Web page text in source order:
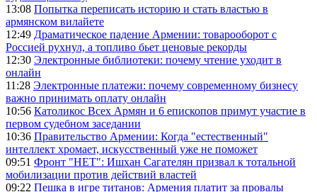
13:08 Попытка переписать историю и стать властью в
армянском вилайете
12:49 Драматическое падение Армении: товарооборот с
Россией рухнул, а топливо бьет ценовые рекорды
12:30 Электронные библиотеки: почему чтение уходит в
онлайн
11:28 Электронные платежи: почему современному бизнесу
важно принимать оплату онлайн
10:56 Католикос Всех Армян и 6 епископов примут участие в
первом судебном заседании
10:36 Правительство Армении: Когда "естественный"
интеллект хромает, искусственный уже не поможет
09:51 Фронт "НЕТ": Ишхан Сагателян призвал к тотальной
мобилизации против действий властей
09:22 Пешка в игре титанов: Армения платит за провалы